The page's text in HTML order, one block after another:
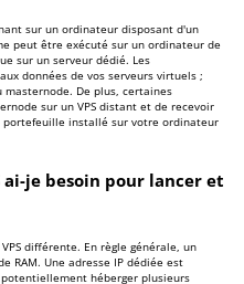
sur un ordinateur disposant d'un
peut être exécuté sur un ordinateur de
sur un serveur dédié. Les
données de vos serveurs virtuels ;
masternode. De plus, certaines
sur un VPS distant et de recevoir
installé sur votre ordinateur
je besoin pour lancer et
différente. En règle générale, un
RAM. Une adresse IP dédiée est
héberger plusieurs